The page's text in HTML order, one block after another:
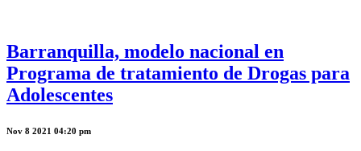
Barranquilla, modelo nacional en
Programa de tratamiento de Drogas para
Adolescentes
Nov 8 2021 04:20 pm